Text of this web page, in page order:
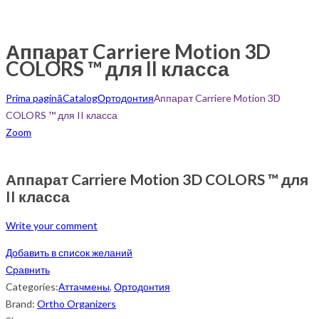
Аппарат Carriere Motion 3D
COLORS ™ для II класса
Prima paginăCatalogОртодонтияАппарат Carriere Motion 3D
COLORS ™ для II класса
Zoom
Аппарат Carriere Motion 3D COLORS ™ для
II класса
Write your comment
Добавить в список желаний
Сравнить
Categories:Аттачмены, Ортодонтия
Brand: Ortho Organizers